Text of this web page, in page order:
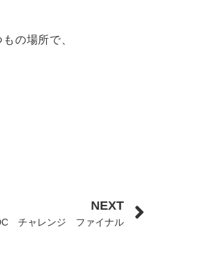
の場所で、
NEXT
チャレンジ ファイナル